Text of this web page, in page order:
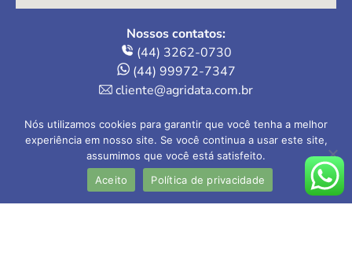
Nossos contatos:
(44) 3262-0730
(44) 99972-7347
cliente@agridata.com.br
Onde estamos:
Av. Herval, 235 – Loja 4
Maringá-PR | 87013-110
Nós utilizamos cookies para garantir que você tenha a melhor
experiência em nosso site. Se você continua a usar este site,
assumimos que você está satisfeito.
Aceito
Política de privacidade